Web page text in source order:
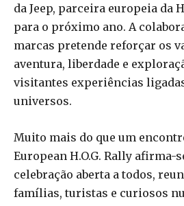
da Jeep, parceira europeia da
para o próximo ano. A
marcas pretende reforçar os
aventura, liberdade e
visitantes experiências
universos.
Muito mais do que um
European H.O.G. Rally afirma-
celebração aberta a todos,
famílias, turistas e curiosos